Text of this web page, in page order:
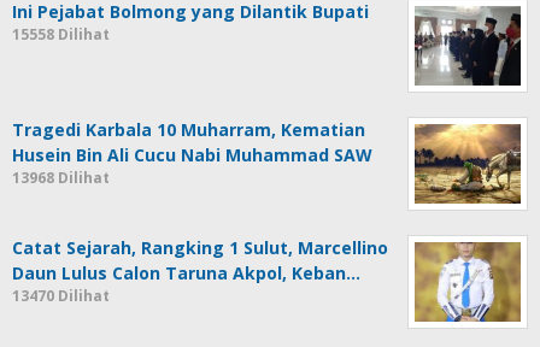
Ini Pejabat Bolmong yang Dilantik Bupati
15558 Dilihat
Tragedi Karbala 10 Muharram, Kematian
Husein Bin Ali Cucu Nabi Muhammad SAW
13968 Dilihat
Catat Sejarah, Rangking 1 Sulut, Marcellino
Daun Lulus Calon Taruna Akpol, Keban…
13470 Dilihat